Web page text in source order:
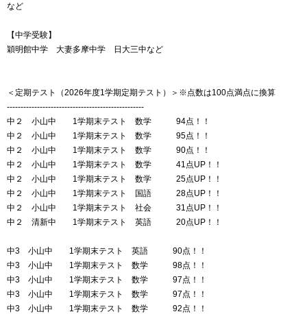
など
【中学受験】
穎明館中学 大妻多摩中学 日大三中など
＜定期テスト（2026年度1学期定期テスト）＞※点数は100点満点に換算
--------------------------------------------------
中２ 小山中 1学期末テスト 数学 94点！！
中２ 小山中 1学期末テスト 数学 95点！！
中２ 小山中 1学期末テスト 数学 90点！！
中２ 小山中 1学期末テスト 数学 41点UP！！
中２ 小山中 1学期末テスト 数学 25点UP！！
中２ 小山中 1学期末テスト 国語 28点UP！！
中２ 小山中 1学期末テスト 社会 31点UP！！
中２ 清新中 1学期末テスト 英語 20点UP！！
中3 小山中 1学期末テスト 英語 90点！！
中3 小山中 1学期末テスト 数学 98点！！
中3 小山中 1学期末テスト 数学 97点！！
中3 小山中 1学期末テスト 数学 97点！！
中3 小山中 1学期末テスト 数学 92点！！